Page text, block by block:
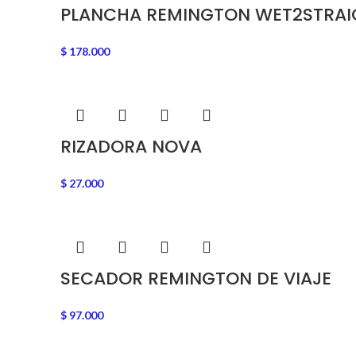
PLANCHA REMINGTON
$ 178.000
RIZADORA NOVA
$ 27.000
SECADOR REMINGTON DE VIAJE
$ 97.000